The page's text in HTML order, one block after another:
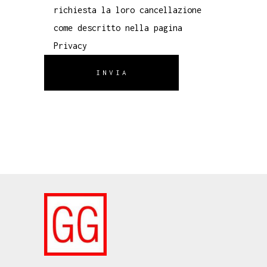
richiesta la loro cancellazione
come descritto nella pagina
Privacy
INVIA